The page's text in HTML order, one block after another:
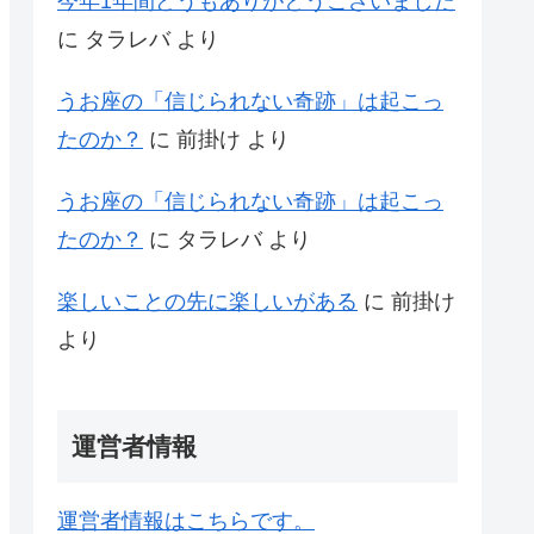
に タラレバより
うお座の「信じられない奇跡」は起こっ
たのか？ に 前掛け より
うお座の「信じられない奇跡」は起こっ
たのか？ に タラレバより
楽しいことの先に楽しいがある に 前掛け
より
運営者情報
運営者情報はこちらです。